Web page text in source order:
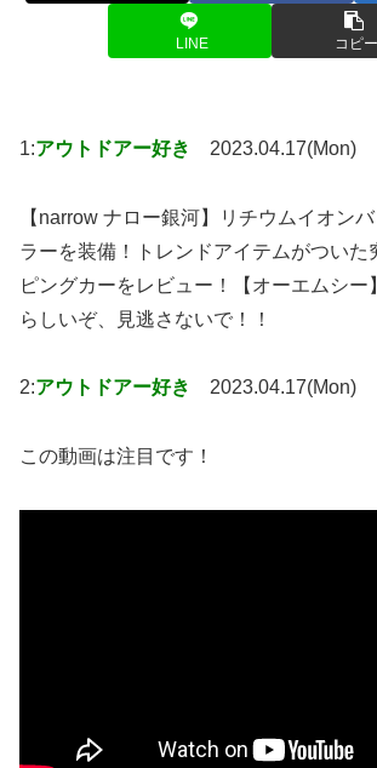
LINE コピー
1:アウトドアー好き 2023.04.17(Mon)
【narrow ナロー銀河】リチウムイオン
ラーを装備！トレンドアイテムがついた
ピングカーをレビュー！【オーエムシー
らしいぞ、見逃さないで！！
2:アウトドアー好き 2023.04.17(Mon)
この動画は注目です！